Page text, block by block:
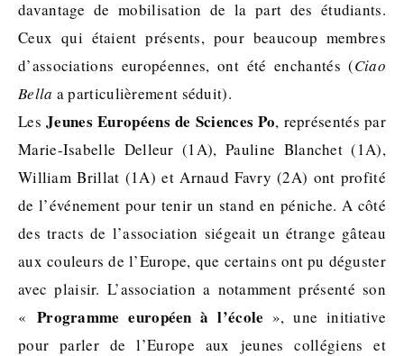
davantage de mobilisation de la part des étudiants.
Ceux qui étaient présents, pour beaucoup membres
d’associations européennes, ont été enchantés (Ciao
Bella a particulièrement séduit).
LesJeunes Européens de Sciences Po, représentés par
Marie-Isabelle Delleur (1A), Pauline Blanchet (1A),
William Brillat (1A) et Arnaud Favry (2A) ont profité
de l’événement pour tenir un stand en péniche. A côté
des tracts de l’association siégeait un étrange gâteau
aux couleurs de l’Europe, que certains ont pu déguster
avec plaisir. L’association a notamment présenté son
« Programme européen à l’école », une initiative
pour parler de l’Europe aux jeunes collégiens et